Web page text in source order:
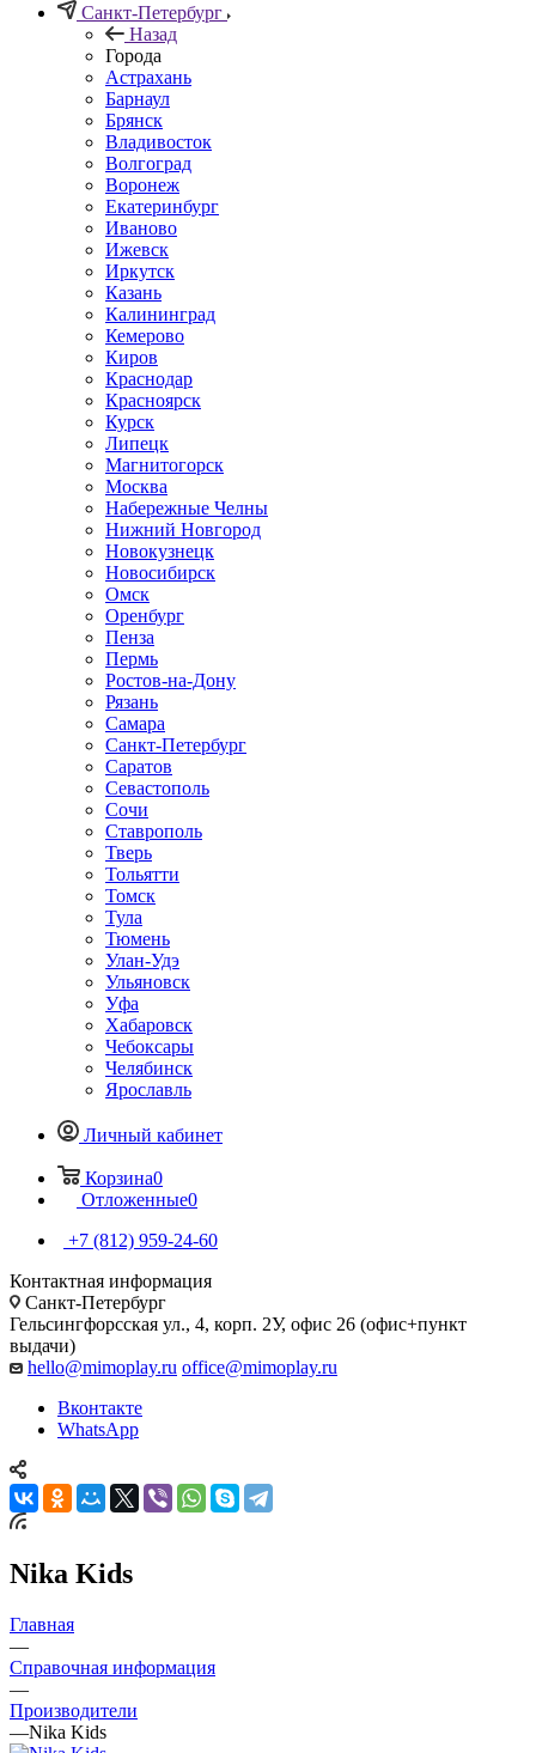
Санкт-Петербург
Назад
Города
Астрахань
Барнаул
Брянск
Владивосток
Волгоград
Воронеж
Екатеринбург
Иваново
Ижевск
Иркутск
Казань
Калининград
Кемерово
Киров
Краснодар
Красноярск
Курск
Липецк
Магнитогорск
Москва
Набережные Челны
Нижний Новгород
Новокузнецк
Новосибирск
Омск
Оренбург
Пенза
Пермь
Ростов-на-Дону
Рязань
Самара
Санкт-Петербург
Саратов
Севастополь
Сочи
Ставрополь
Тверь
Тольятти
Томск
Тула
Тюмень
Улан-Удэ
Ульяновск
Уфа
Хабаровск
Чебоксары
Челябинск
Ярославль
Личный кабинет
Корзина0
Отложенные0
+7 (812) 959-24-60
Контактная информация
Санкт-Петербург
Гельсингфорсская ул., 4, корп. 2У, офис 26 (офис+пункт
выдачи)
hello@mimoplay.ru office@mimoplay.ru
Вконтакте
WhatsApp
Nika Kids
Главная
—
Справочная информация
—
Производители
—Nika Kids